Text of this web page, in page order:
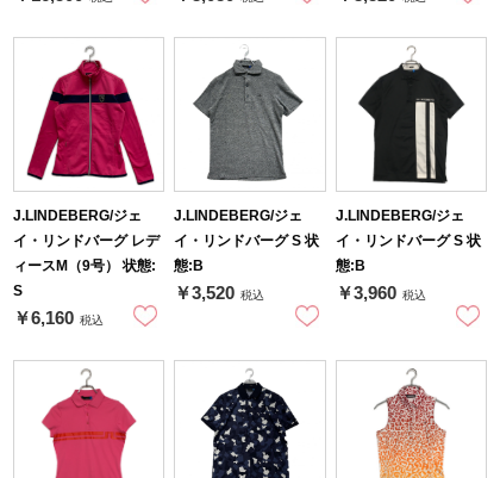
J.LINDEBERG/ジェ
イ・リンドバーグ レデ
ィースM（9号） 状態:
S
￥6,160 税込
J.LINDEBERG/ジェ
イ・リンドバーグ S 状
態:B
￥3,520 税込
J.LINDEBERG/ジェ
イ・リンドバーグ S 状
態:B
￥3,960 税込